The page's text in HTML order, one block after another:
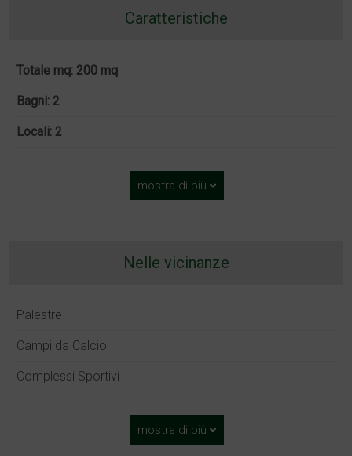
Caratteristiche
Totale mq: 200 mq
Bagni: 2
Locali: 2
mostra di più
Nelle vicinanze
Palestre
Campi da Calcio
Complessi Sportivi
mostra di più